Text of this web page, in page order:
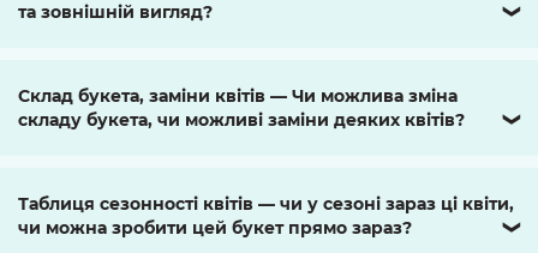
та зовнішній вигляд?
❯
Склад букета, заміни квітів — Чи можлива зміна
складу букета, чи можливі заміни деяких квітів?
❯
Таблиця сезонності квітів — чи у сезоні зараз ці квіти,
чи можна зробити цей букет прямо зараз?
❯